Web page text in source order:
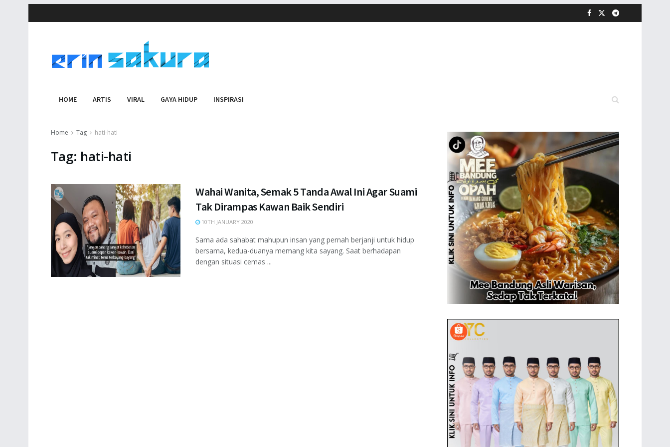
HOME ARTIS VIRAL GAYA HIDUP INSPIRASI
Home Tag hati-hati
Tag: hati-hati
Wahai Wanita, Semak 5 Tanda Awal Ini Agar Suami
Tak Dirampas Kawan Baik Sendiri
10TH JANUARY 2020
Sama ada sahabat mahupun insan yang pernah berjanji untuk hidup
bersama, kedua-duanya memang kita sayang. Saat berhadapan
dengan situasi cemas ...